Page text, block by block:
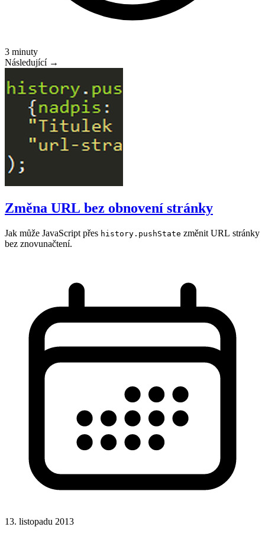
3 minuty
Následující →
Změna URL bez obnovení stránky
Jak může JavaScript přes history.pushState změnit URL stránky
bez znovunačtení.
13. listopadu 2013